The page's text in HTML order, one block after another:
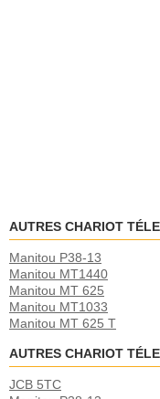
AUTRES CHARIOT
Manitou P38-13
Manitou MT1440
Manitou MT 625
Manitou MT1033
Manitou MT 625 T
AUTRES CHARIOT
JCB 5TC